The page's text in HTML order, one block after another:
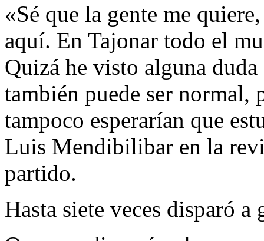
«Sé que la gente me
aquí. En Tajonar todo el
Quizá he visto alguna
también puede ser normal,
tampoco esperarían que
Luis Mendibilibar en la
partido.
Hasta siete veces disparó